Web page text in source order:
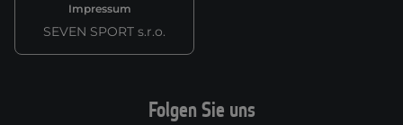
Impressum
SEVEN SPORT s.r.o.
Folgen Sie uns